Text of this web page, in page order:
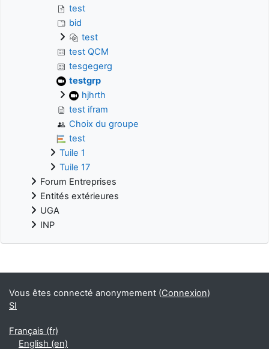
test
bid
test
test QCM
tesgegerg
testgrp
hjhrth
test ifram
Choix du groupe
test
Tuile 1
Tuile 17
Forum Entreprises
Entités extérieures
UGA
INP
Blocs supplémentaires
Vous êtes connecté anonymement (Connexion)
SI
Français ‎(fr)‎
English ‎(en)‎